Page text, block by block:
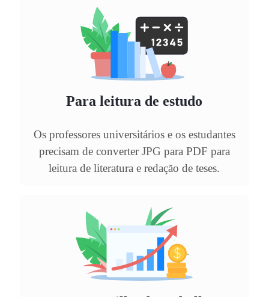
Para leitura de estudo
Os professores universitários e os estudantes
precisam de converter JPG para PDF para
leitura de literatura e redação de teses.